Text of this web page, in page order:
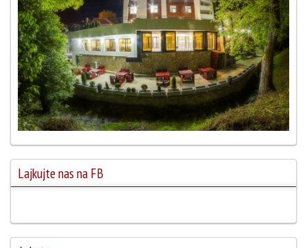
Lajkujte nas na FB